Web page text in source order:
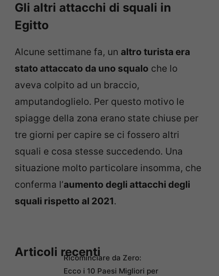
Gli altri attacchi di squali in
Egitto
Alcune settimane fa, un altro turista era
stato attaccato da uno squalo che lo
aveva colpito ad un braccio,
amputandoglielo. Per questo motivo le
spiagge della zona erano state chiuse per
tre giorni per capire se ci fossero altri
squali e cosa stesse succedendo. Una
situazione molto particolare insomma, che
conferma l’aumento degli attacchi degli
squali rispetto al 2021.
Articoli recentiRicominciare da Zero:
Ecco i 10 Paesi Migliori per